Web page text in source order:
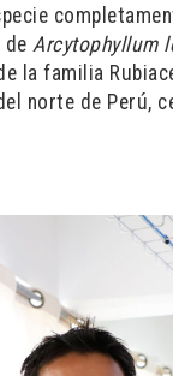
de Arcytophyllum
la familia
norte de Perú,